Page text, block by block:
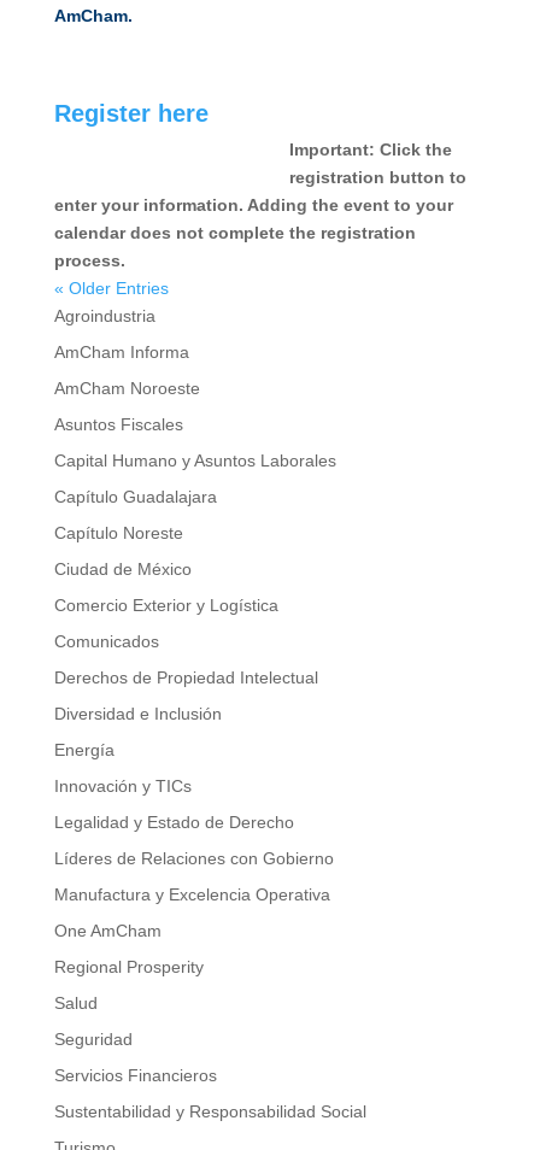
AmCham.
Register here
Important: Click the
registration button to
enter your information. Adding the event to your
calendar does not complete the registration
process.
« Older Entries
Agroindustria
AmCham Informa
AmCham Noroeste
Asuntos Fiscales
Capital Humano y Asuntos Laborales
Capítulo Guadalajara
Capítulo Noreste
Ciudad de México
Comercio Exterior y Logística
Comunicados
Derechos de Propiedad Intelectual
Diversidad e Inclusión
Energía
Innovación y TICs
Legalidad y Estado de Derecho
Líderes de Relaciones con Gobierno
Manufactura y Excelencia Operativa
One AmCham
Regional Prosperity
Salud
Seguridad
Servicios Financieros
Sustentabilidad y Responsabilidad Social